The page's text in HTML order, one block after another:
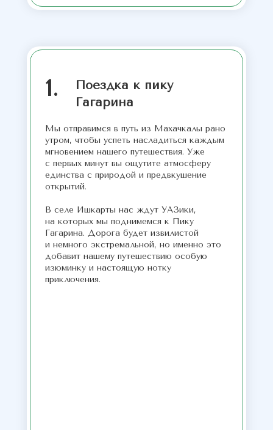
Мы отправимся в путь из Махачкалы рано
утром, чтобы успеть насладиться каждым
мгновением нашего путешествия. Уже
с первых минут вы ощутите атмосферу
единства с природой и предвкушение
открытий.
В селе Ишкарты нас ждут УАЗики,
на которых мы поднимемся к Пику
Гагарина. Дорога будет извилистой
и немного экстремальной, но именно это
добавит нашему путешествию особую
изюминку и настоящую нотку
приключения.
Поездка к пику
Гагарина
1.